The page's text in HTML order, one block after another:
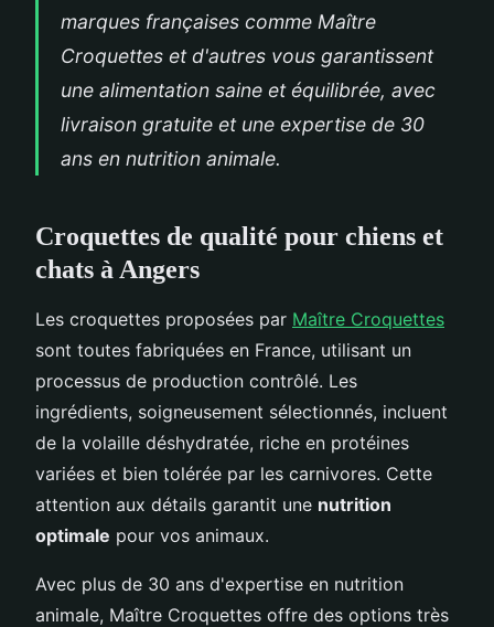
marques françaises comme Maître
Croquettes et d'autres vous garantissent
une alimentation saine et équilibrée, avec
livraison gratuite et une expertise de 30
ans en nutrition animale.
Croquettes de qualité pour chiens et
chats à Angers
Les croquettes proposées par Maître Croquettes
sont toutes fabriquées en France, utilisant un
processus de production contrôlé. Les
ingrédients, soigneusement sélectionnés, incluent
de la volaille déshydratée, riche en protéines
variées et bien tolérée par les carnivores. Cette
attention aux détails garantit une nutrition
optimale pour vos animaux.
Avec plus de 30 ans d'expertise en nutrition
animale, Maître Croquettes offre des options très